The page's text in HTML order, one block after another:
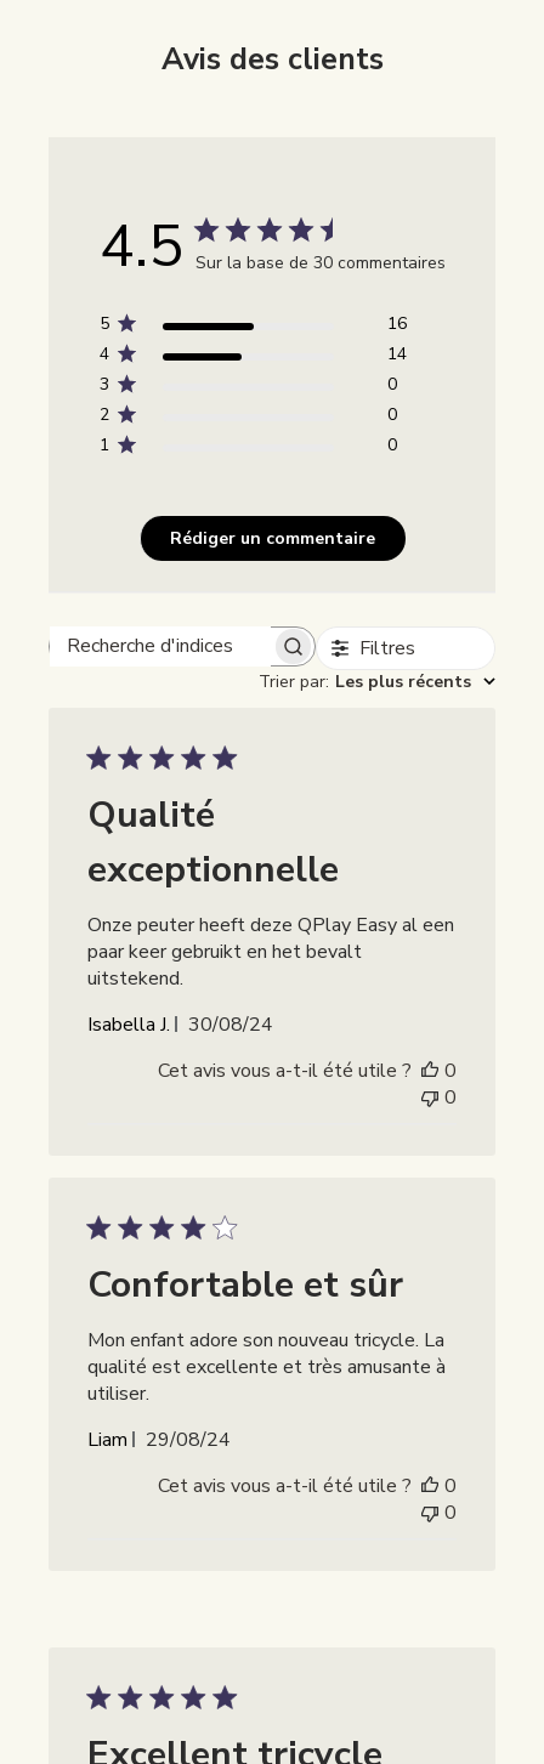
Avis des clients
4.5 Sur la base de 30 commentaires
5
16
4
14
3
0
2
0
1
0
Rédiger un commentaire
Beoordelingen zoekenFiltres
Trier par: Les plus récents
Qualité
exceptionnelle
Onze peuter heeft deze QPlay Easy al een
paar keer gebruikt en het bevalt
uitstekend.
Isabella J.
Publicatiedatum
30/08/24
Cet avis vous a-t-il été utile ?
0
0
Confortable et sûr
Mon enfant adore son nouveau tricycle. La
qualité est excellente et très amusante à
utiliser.
Liam
Publicatiedatum
29/08/24
Cet avis vous a-t-il été utile ?
0
0